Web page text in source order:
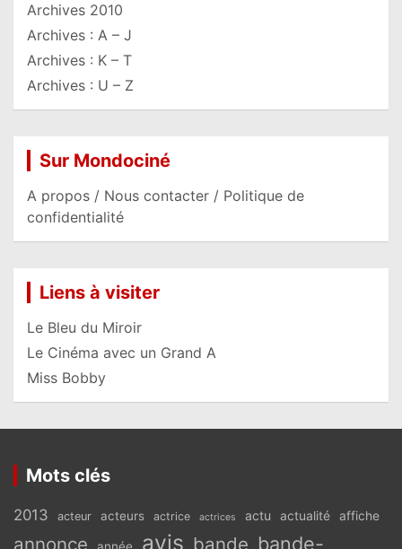
Archives 2010
Archives : A – J
Archives : K – T
Archives : U – Z
Sur Mondociné
A propos / Nous contacter / Politique de
confidentialité
Liens à visiter
Le Bleu du Miroir
Le Cinéma avec un Grand A
Miss Bobby
Mots clés
2013 acteur acteurs actrice actrices actu actualité affiche
annonce avis bande bande-